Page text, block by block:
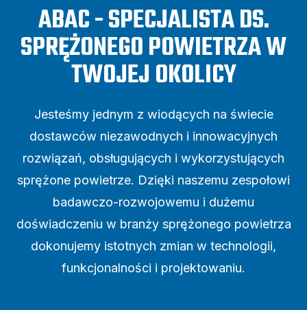
ABAC - SPECJALISTA DS.
SPRĘŻONEGO POWIETRZA W
TWOJEJ OKOLICY
Jesteśmy jednym z wiodących na świecie
dostawców niezawodnych i innowacyjnych
rozwiązań, obsługujących i wykorzystujących
sprężone powietrze. Dzięki naszemu zespołowi
badawczo-rozwojowemu i dużemu
doświadczeniu w branży sprężonego powietrza
dokonujemy istotnych zmian w technologii,
funkcjonalności i projektowaniu.